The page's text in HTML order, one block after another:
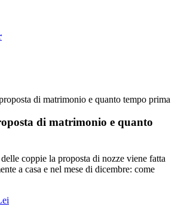
di matrimonio e quanto tempo prima
di matrimonio e quanto
coppie la proposta di nozze viene fatta
a casa e nel mese di dicembre: come